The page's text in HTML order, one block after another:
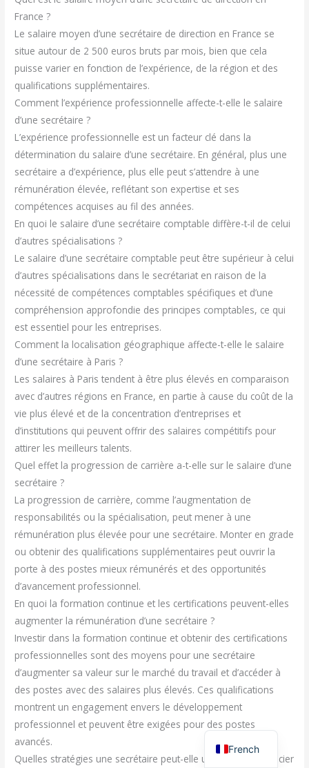
France ?
Le salaire moyen d’une secrétaire de direction en France se
situe autour de 2 500 euros bruts par mois, bien que cela
puisse varier en fonction de l’expérience, de la région et des
qualifications supplémentaires.
Comment l’expérience professionnelle affecte-t-elle le salaire
d’une secrétaire ?
L’expérience professionnelle est un facteur clé dans la
détermination du salaire d’une secrétaire. En général, plus une
secrétaire a d’expérience, plus elle peut s’attendre à une
rémunération élevée, reflétant son expertise et ses
compétences acquises au fil des années.
En quoi le salaire d’une secrétaire comptable diffère-t-il de celui
d’autres spécialisations ?
Le salaire d’une secrétaire comptable peut être supérieur à celui
d’autres spécialisations dans le secrétariat en raison de la
nécessité de compétences comptables spécifiques et d’une
compréhension approfondie des principes comptables, ce qui
est essentiel pour les entreprises.
Comment la localisation géographique affecte-t-elle le salaire
d’une secrétaire à Paris ?
Les salaires à Paris tendent à être plus élevés en comparaison
avec d’autres régions en France, en partie à cause du coût de la
vie plus élevé et de la concentration d’entreprises et
d’institutions qui peuvent offrir des salaires compétitifs pour
attirer les meilleurs talents.
Quel effet la progression de carrière a-t-elle sur le salaire d’une
secrétaire ?
La progression de carrière, comme l’augmentation de
responsabilités ou la spécialisation, peut mener à une
rémunération plus élevée pour une secrétaire. Monter en grade
ou obtenir des qualifications supplémentaires peut ouvrir la
porte à des postes mieux rémunérés et des opportunités
d’avancement professionnel.
En quoi la formation continue et les certifications peuvent-elles
augmenter la rémunération d’une secrétaire ?
Investir dans la formation continue et obtenir des certifications
professionnelles sont des moyens pour une secrétaire
d’augmenter sa valeur sur le marché du travail et d’accéder à
des postes avec des salaires plus élevés. Ces qualifications
montrent un engagement envers le développement
professionnel et peuvent être exigées pour des postes
avancés.
Quelles stratégies une secrétaire peut-elle utiliser pour négocier
French